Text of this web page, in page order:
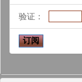
验证：